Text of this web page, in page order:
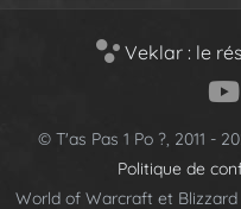
Veklar : le
© T'as Pas 1 Po ?, 2011 -
Politique de
World of Warcraft et